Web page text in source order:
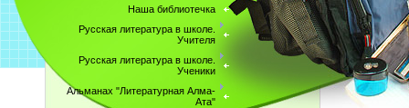
Наша библиотечка
Русская литература в школе.
Учителя
Русская литература в школе.
Ученики
Альманах "Литературная Алма-
Ата"